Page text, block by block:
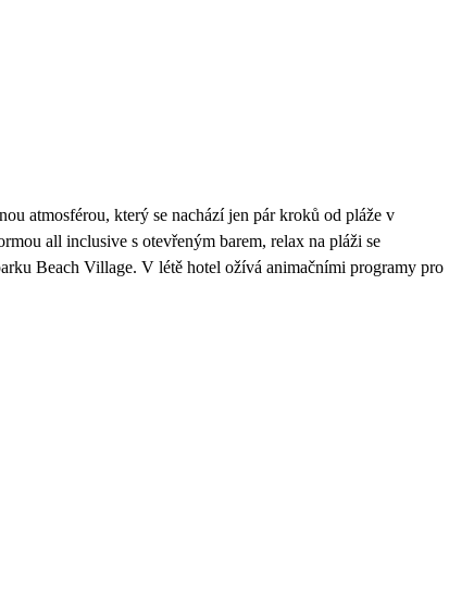
atmosférou, který se nachází jen pár kroků od pláže v
all inclusive s otevřeným barem, relax na pláži se
Beach Village. V létě hotel ožívá animačními programy pro